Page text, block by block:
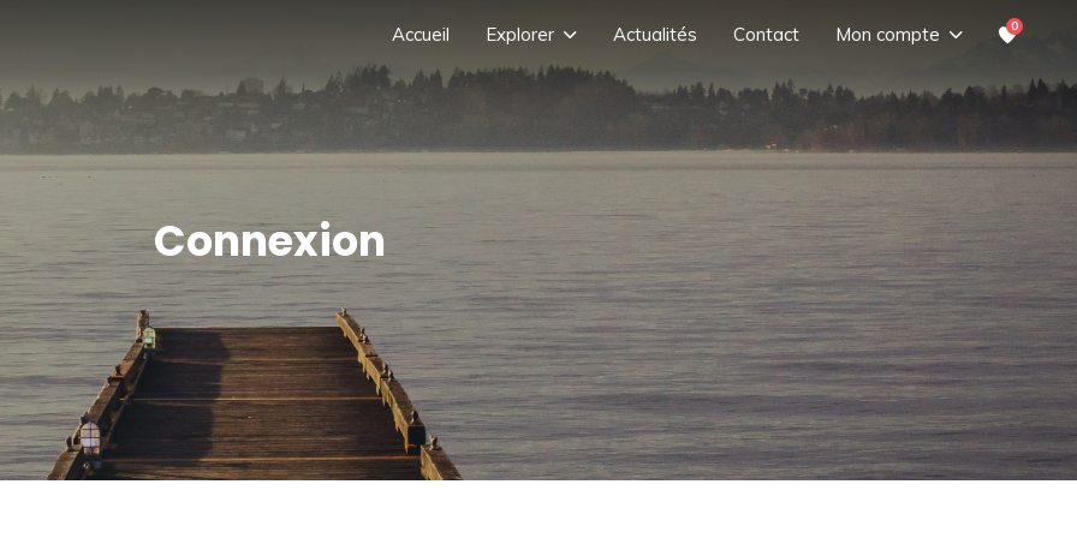
Accueil Explorer Actualités Contact Mon compte 0
Connexion